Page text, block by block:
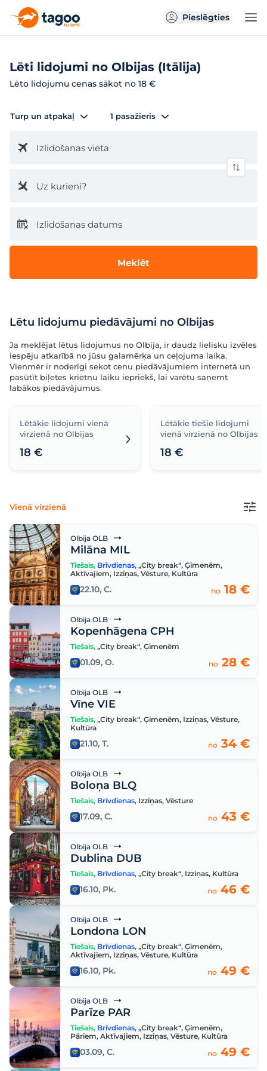
Pieslēgties
Lēti lidojumi no Olbijas (Itālija)
Lēto lidojumu cenas sākot no 18 €
Turp un atpakaļ 1 pasažieris
Izlidošanas vieta
Uz kurieni?
Izlidošanas datums
Meklēt
Lētu lidojumu piedāvājumi no Olbijas
Ja meklējat lētus lidojumus no Olbija, ir daudz lielisku izvēles
iespēju atkarībā no jūsu galamērķa un ceļojuma laika.
Vienmēr ir noderīgi sekot cenu piedāvājumiem internetā un
pasūtīt biļetes krietnu laiku iepriekš, lai varētu saņemt
labākos piedāvājumus.
Lētākie lidojumi vienā
virzienā no Olbijas
18 €
Lētākie tiešie lidojumi
vienā virzienā no Olbijas
18 €
Vienā virzienā
Olbija OLB
Milāna MIL
Tiešais, Brīvdienas, „City break“, Ģimenēm,
Aktīvajiem, Izziņas, Vēsture, Kultūra
22.10, C. no 18 €
Olbija OLB
Kopenhāgena CPH
Tiešais, „City break“, Ģimenēm
01.09, O. no 28 €
Olbija OLB
Vīne VIE
Tiešais, „City break“, Ģimenēm, Izziņas, Vēsture,
Kultūra
21.10, T. no 34 €
Olbija OLB
Boloņa BLQ
Tiešais, Brīvdienas, Izziņas, Vēsture
17.09, C. no 43 €
Olbija OLB
Dublina DUB
Tiešais, Brīvdienas, „City break“, Izziņas, Kultūra
16.10, Pk. no 46 €
Olbija OLB
Londona LON
Tiešais, Brīvdienas, „City break“, Ģimenēm,
Aktīvajiem, Izziņas, Vēsture, Kultūra
16.10, Pk. no 49 €
Olbija OLB
Parīze PAR
Tiešais, Brīvdienas, „City break“, Ģimenēm,
Pāriem, Aktīvajiem, Izziņas, Vēsture, Kultūra
03.09, C. no 49 €